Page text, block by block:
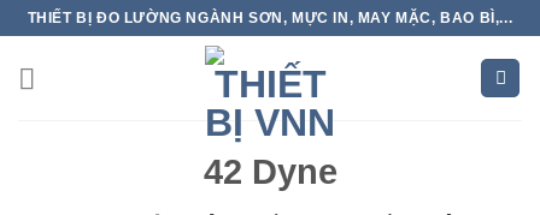
Skip
content
THIẾT BỊ ĐO LƯỜNG NGÀNH SƠN, MỰC IN, MAY MẶC, BAO BÌ,...
42 Dyne